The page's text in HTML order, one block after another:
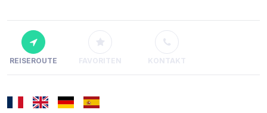
REISEROUTE FAVORITEN KONTAKT